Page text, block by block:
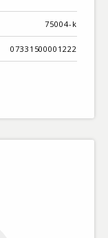
75004-k
07331500001222